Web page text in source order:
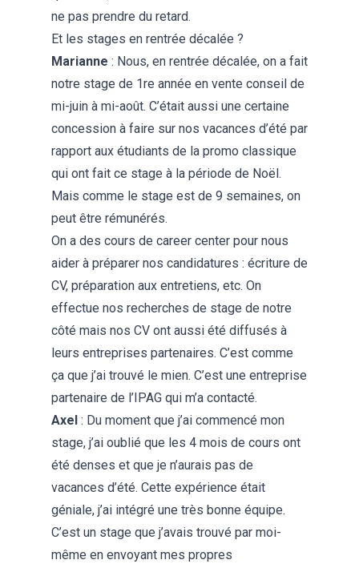
ne pas prendre du retard.
Et les stages en rentrée décalée ?
Marianne : Nous, en rentrée décalée, on a fait
notre stage de 1re année en vente conseil de
mi-juin à mi-août. C’était aussi une certaine
concession à faire sur nos vacances d’été par
rapport aux étudiants de la promo classique
qui ont fait ce stage à la période de Noël.
Mais comme le stage est de 9 semaines, on
peut être rémunérés.
On a des cours de career center pour nous
aider à préparer nos candidatures : écriture de
CV, préparation aux entretiens, etc. On
effectue nos recherches de stage de notre
côté mais nos CV ont aussi été diffusés à
leurs entreprises partenaires. C’est comme
ça que j’ai trouvé le mien. C’est une entreprise
partenaire de l’IPAG qui m’a contacté.
Axel : Du moment que j’ai commencé mon
stage, j’ai oublié que les 4 mois de cours ont
été denses et que je n’aurais pas de
vacances d’été. Cette expérience était
géniale, j’ai intégré une très bonne équipe.
C’est un stage que j’avais trouvé par moi-
même en envoyant mes propres